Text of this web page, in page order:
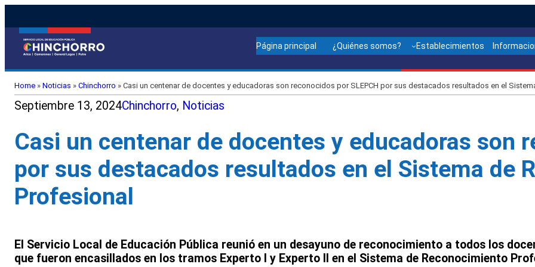
Página principal ¿Quiénes somos? Establecimientos
Home » Noticias » Chinchorro » Casi un centenar de docentes y educadoras son reconocidos por SLEPCH por sus destacados resultados en el
Septiembre 13, 2024Chinchorro, Noticias
Casi un centenar de docentes y educadoras son
por sus destacados resultados en el Sistema de
Profesional
El Servicio Local de Educación Pública reunió en un desayuno de reconocimiento a todos los
que fueron encasillados en los tramos Experto I y Experto II en el Sistema de Reconocimiento